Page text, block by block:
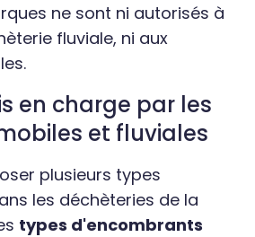
ne sont ni autorisés à
fluviale, ni aux
en charge par les
et fluviales
plusieurs types
les déchèteries de la
types d'encombrants